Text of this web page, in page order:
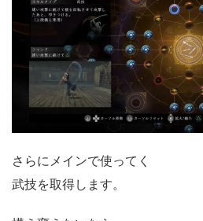
さらにメインで使ってく
武技を取得します。